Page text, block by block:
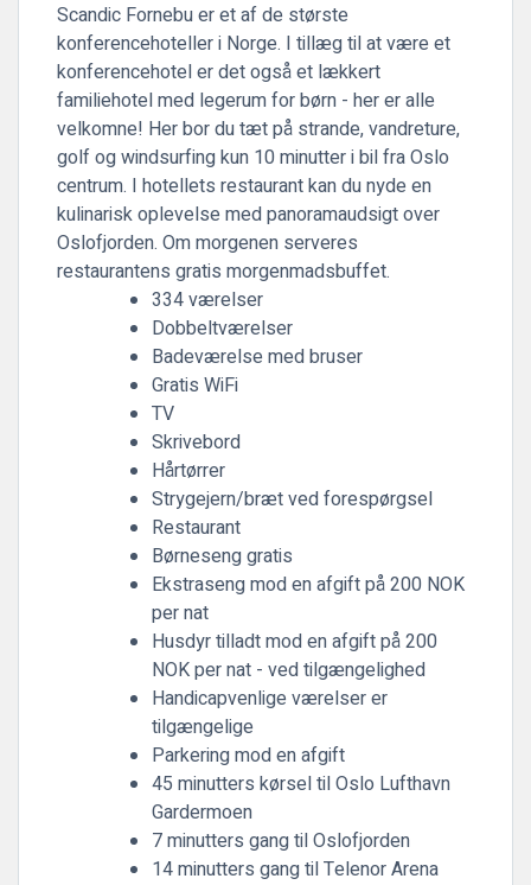
Scandic Fornebu er et af de største
konferencehoteller i Norge. I tillæg til at være et
konferencehotel er det også et lækkert
familiehotel med legerum for børn - her er alle
velkomne! Her bor du tæt på strande, vandreture,
golf og windsurfing kun 10 minutter i bil fra Oslo
centrum. I hotellets restaurant kan du nyde en
kulinarisk oplevelse med panoramaudsigt over
Oslofjorden. Om morgenen serveres
restaurantens gratis morgenmadsbuffet.
334 værelser
Dobbeltværelser
Badeværelse med bruser
Gratis WiFi
TV
Skrivebord
Hårtørrer
Strygejern/bræt ved forespørgsel
Restaurant
Børneseng gratis
Ekstraseng mod en afgift på 200 NOK
per nat
Husdyr tilladt mod en afgift på 200
NOK per nat - ved tilgængelighed
Handicapvenlige værelser er
tilgængelige
Parkering mod en afgift
45 minutters kørsel til Oslo Lufthavn
Gardermoen
7 minutters gang til Oslofjorden
14 minutters gang til Telenor Arena